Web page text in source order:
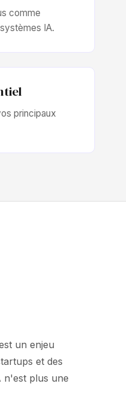
comme
IA.
principaux
un enjeu
et des
n'est plus une